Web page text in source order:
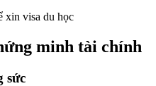
minh tài chính
sức